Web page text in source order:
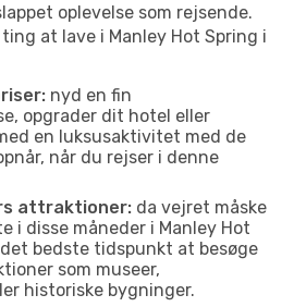
oplevelse som rejsende.
at lave i Manley Hot Spring i
nyd en fin
opgrader dit hotel eller
en luksusaktivitet med de
når du rejser i denne
attraktioner: da vejret måske
i disse måneder i Manley Hot
bedste tidspunkt at besøge
som museer,
historiske bygninger.